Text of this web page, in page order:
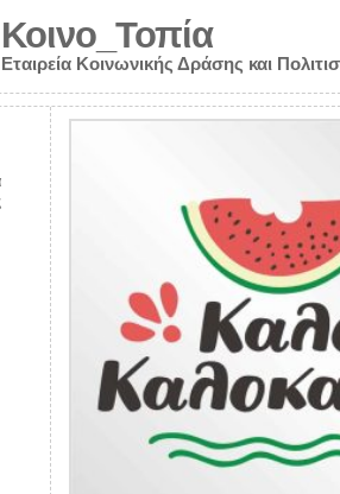
Κοινο_Τοπία
Εταιρεία Κοινωνικής Δράσης και